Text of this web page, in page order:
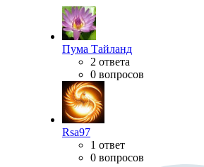
Пума Тайланд
2 ответа
0 вопросов
Rsa97
1 ответ
0 вопросов